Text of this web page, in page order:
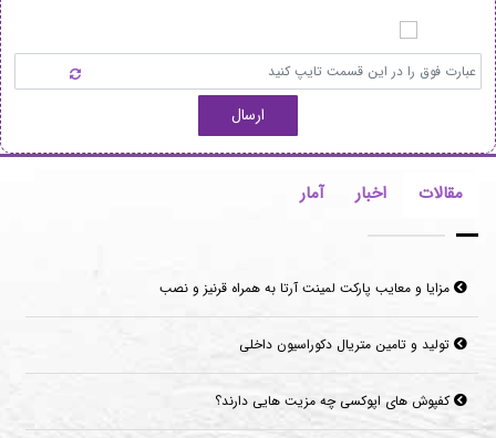
ارسال
مقالات اخبار آمار
تولید و تامین متریال دکوراسیون داخلی
کفپوش های اپوکسی چه مزیت هایی دارند؟
مزایای نصب پوستر دیواری مدرن با کیفیت